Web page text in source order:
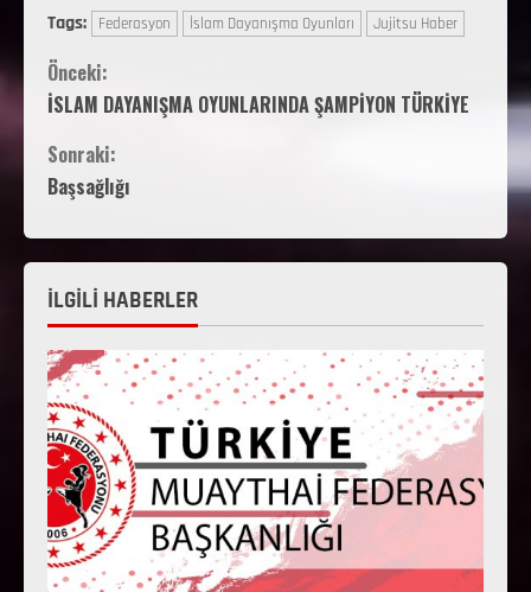
Tags: Federasyon İslam Dayanışma Oyunları Jujitsu Haber
Önceki:
İSLAM DAYANIŞMA OYUNLARINDA ŞAMPİYON TÜRKİYE
Sonraki:
Başsağlığı
İLGİLİ HABERLER